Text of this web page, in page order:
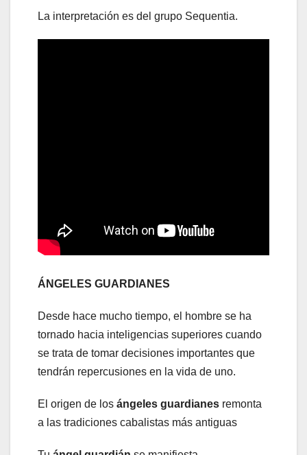
La interpretación es del grupo Sequentia.
ÁNGELES GUARDIANES
Desde hace mucho tiempo, el hombre se ha
tornado hacia inteligencias superiores cuando
se trata de tomar decisiones importantes que
tendrán repercusiones en la vida de uno.
El origen de los ángeles guardianes remonta
a las tradiciones cabalistas más antiguas